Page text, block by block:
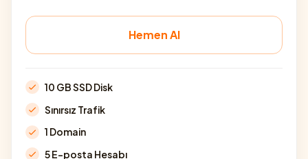
Hemen Al
10 GB SSD Disk
Sınırsız Trafik
1 Domain
5 E-posta Hesabı